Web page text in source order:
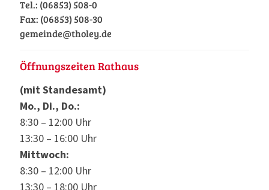
Tel.: (06853) 508-0
Fax: (06853) 508-30
gemeinde@tholey.de
Öffnungszeiten Rathaus
(mit Standesamt)
Mo., Di., Do.:
8:30 – 12:00 Uhr
13:30 – 16:00 Uhr
Mittwoch:
8:30 – 12:00 Uhr
13:30 – 18:00 Uhr